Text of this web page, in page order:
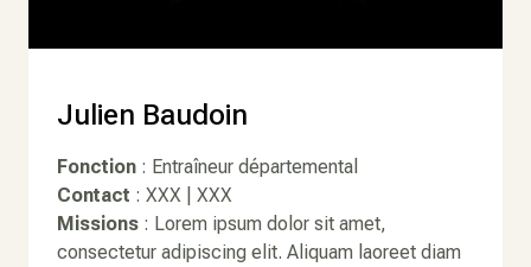
Julien Baudoin
Fonction : Entraîneur départemental
Contact : XXX | XXX
Missions : Lorem ipsum dolor sit amet,
consectetur adipiscing elit. Aliquam laoreet diam